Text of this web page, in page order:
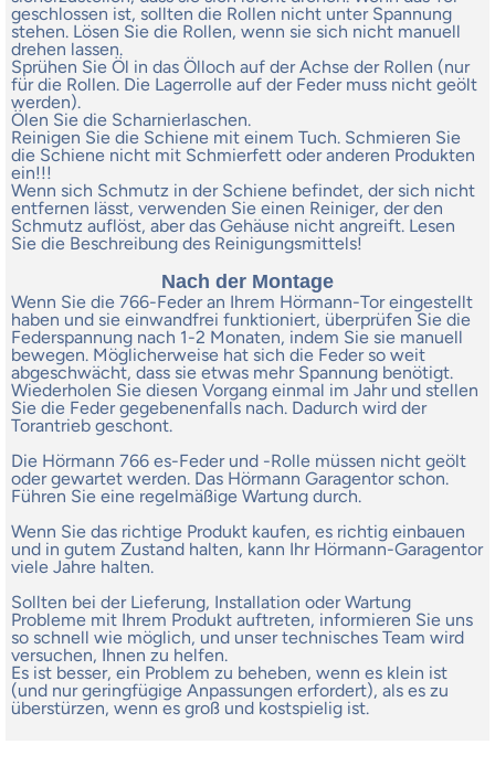
geschlossen ist, sollten die Rollen nicht unter Spannung
stehen. Lösen Sie die Rollen, wenn sie sich nicht manuell
drehen lassen.
Sprühen Sie Öl in das Ölloch auf der Achse der Rollen (nur
für die Rollen. Die Lagerrolle auf der Feder muss nicht geölt
werden).
Ölen Sie die Scharnierlaschen.
Reinigen Sie die Schiene mit einem Tuch. Schmieren Sie
die Schiene nicht mit Schmierfett oder anderen Produkten
ein!!!
Wenn sich Schmutz in der Schiene befindet, der sich nicht
entfernen lässt, verwenden Sie einen Reiniger, der den
Schmutz auflöst, aber das Gehäuse nicht angreift. Lesen
Sie die Beschreibung des Reinigungsmittels!
Nach der Montage
Wenn Sie die 766-Feder an Ihrem Hörmann-Tor eingestellt
haben und sie einwandfrei funktioniert, überprüfen Sie die
Federspannung nach 1-2 Monaten, indem Sie sie manuell
bewegen. Möglicherweise hat sich die Feder so weit
abgeschwächt, dass sie etwas mehr Spannung benötigt.
Wiederholen Sie diesen Vorgang einmal im Jahr und stellen
Sie die Feder gegebenenfalls nach. Dadurch wird der
Torantrieb geschont.
Die Hörmann 766 es-Feder und -Rolle müssen nicht geölt
oder gewartet werden. Das Hörmann Garagentor schon.
Führen Sie eine regelmäßige Wartung durch.
Wenn Sie das richtige Produkt kaufen, es richtig einbauen
und in gutem Zustand halten, kann Ihr Hörmann-Garagentor
viele Jahre halten.
Sollten bei der Lieferung, Installation oder Wartung
Probleme mit Ihrem Produkt auftreten, informieren Sie uns
so schnell wie möglich, und unser technisches Team wird
versuchen, Ihnen zu helfen.
Es ist besser, ein Problem zu beheben, wenn es klein ist
(und nur geringfügige Anpassungen erfordert), als es zu
überstürzen, wenn es groß und kostspielig ist.